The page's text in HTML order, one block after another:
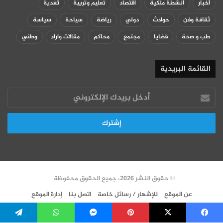
أخبار أنشطة ملكية اقتصاد تعليم وتربية
تغدية
ثقافة وفن
حوادث دولي رياضة سياحة
سياسة
طب و صحة
قضايا مجتمع محاكم مقالات واراء وطني
القائمة البريدية
أدخل
بريدك
الإلكتروني
© حقوق النشر 2026، جميع الحقوق محفوظة
عن الموقع
للإشهار / رسائل خاصة اتصل بنا
إدارة الموقع
سياسة الخصوصية
VERSION FR